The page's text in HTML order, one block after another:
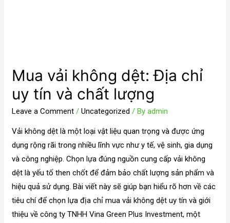
Mua vải không dệt: Địa chỉ
uy tín và chất lượng
Leave a Comment /Uncategorized / Byadmin
Vải không dệt là một loại vật liệu quan trọng và được ứng
dụng rộng rãi trong nhiều lĩnh vực như y tế, vệ sinh, gia dụng
và công nghiệp. Chọn lựa đúng nguồn cung cấp vải không
dệt là yếu tố then chốt để đảm bảo chất lượng sản phẩm và
hiệu quả sử dụng. Bài viết này sẽ giúp bạn hiểu rõ hơn về các
tiêu chí để chọn lựa địa chỉ mua vải không dệt uy tín và giới
thiệu về công ty TNHH Vina Green Plus Investment, một